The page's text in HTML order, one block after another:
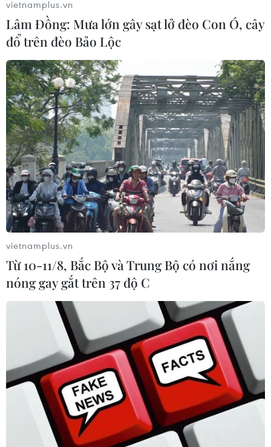
vietnamplus.vn
Lâm Đồng: Mưa lớn gây sạt lở đèo Con Ó, cây
đổ trên đèo Bảo Lộc
vietnamplus.vn
Từ 10-11/8, Bắc Bộ và Trung Bộ có nơi nắng
nóng gay gắt trên 37 độ C